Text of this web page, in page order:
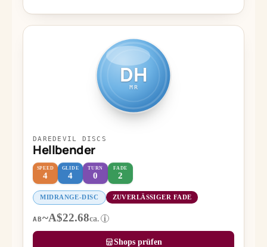
DH
MR
DAREDEVIL DISCS
Hellbender
SPEED
4
GLIDE
4
TURN
0
FADE
2
MIDRANGE-DISC ZUVERLÄSSIGER FADE
AB~A$22.68ca. i
Shops prüfen